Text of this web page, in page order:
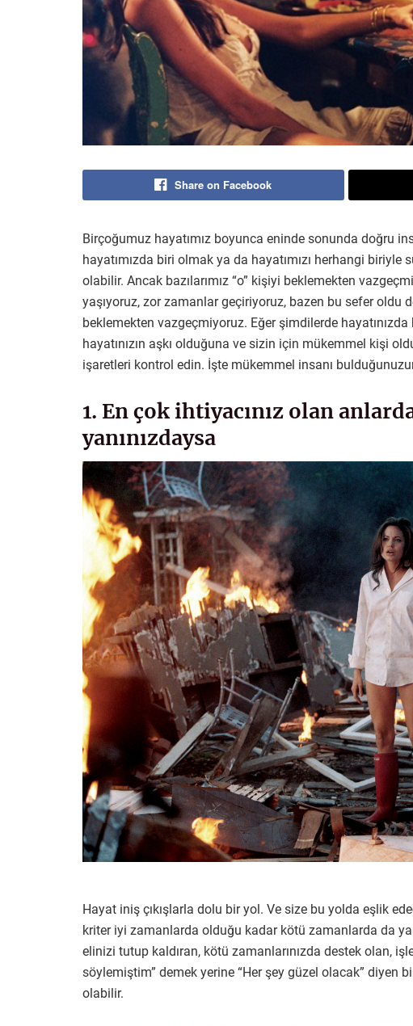
Share on Facebook
Birçoğumuz hayatımız boyunca eninde sonunda doğru
hayatımızda biri olmak ya da hayatımızı herhangi
olabilir. Ancak bazılarımız “o” kişiyi beklemekten
yaşıyoruz, zor zamanlar geçiriyoruz, bazen bu sefer oldu
beklemekten vazgeçmiyoruz. Eğer şimdilerde
hayatınızın aşkı olduğuna ve sizin için mükemmel kişi
işaretleri kontrol edin. İşte mükemmel insanı
1. En çok ihtiyacınız olan
yanınızdaysa
Hayat iniş çıkışlarla dolu bir yol. Ve size bu yolda eşlik
kriter iyi zamanlarda olduğu kadar kötü zamanlarda da
elinizi tutup kaldıran, kötü zamanlarınızda destek olan,
söylemiştim” demek yerine “Her şey güzel olacak” diyen
olabilir.